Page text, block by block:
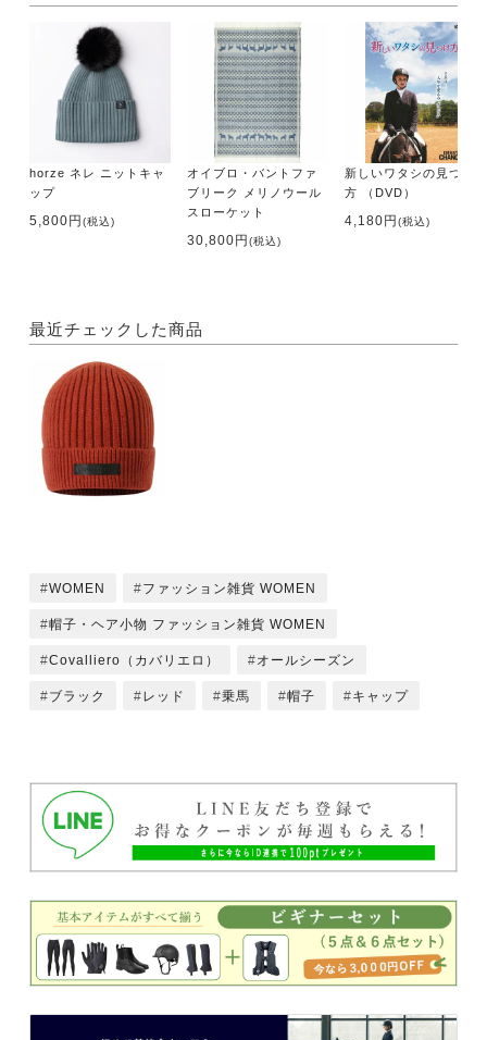
horze ネレ ニットキャ
ップ
5,800円(税込)
オイブロ・バントファ
ブリーク メリノウール
スローケット
30,800円(税込)
新しいワタシの見つけ
方 （DVD）
4,180円(税込)
最近チェックした商品
WOMEN ファッション雑貨 WOMEN
帽子・ヘア小物 ファッション雑貨 WOMEN
Covalliero（カバリエロ） オールシーズン
ブラック レッド 乗馬 帽子 キャップ